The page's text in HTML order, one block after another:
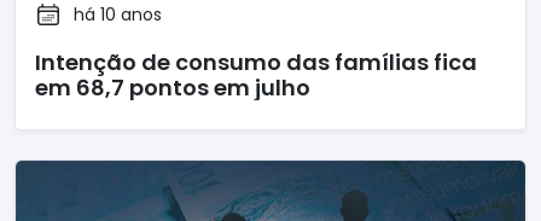
há 10 anos
Intenção de consumo das famílias fica
em 68,7 pontos em julho